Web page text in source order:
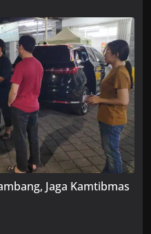
Jaga Kamtibmas